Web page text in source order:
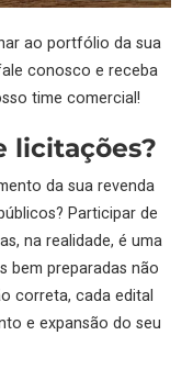
ao portfólio da sua
conosco e receba
time comercial!
licitações?
da sua revenda
Participar de
na realidade, é uma
bem preparadas não
correta, cadaedital
e expansão do seu